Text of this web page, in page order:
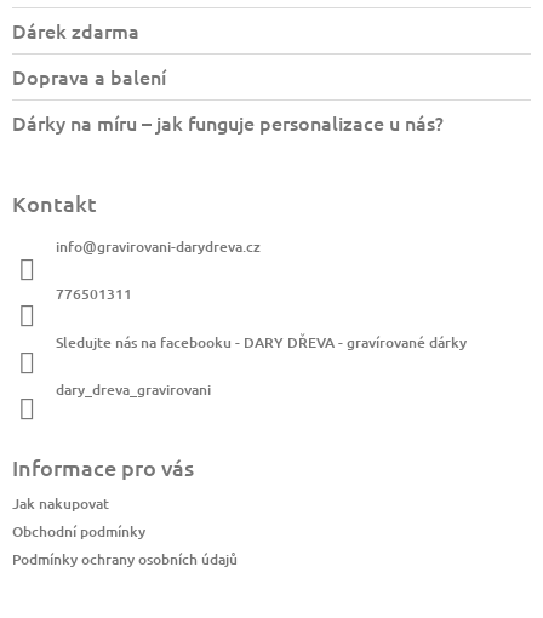
Dárek zdarma
Doprava a balení
Dárky na míru – jak funguje personalizace u nás?
Kontakt
info@gravirovani-darydreva.cz
776501311
Sledujte nás na facebooku - DARY DŘEVA - gravírované dárky
dary_dreva_gravirovani
Informace pro vás
Jak nakupovat
Obchodní podmínky
Podmínky ochrany osobních údajů